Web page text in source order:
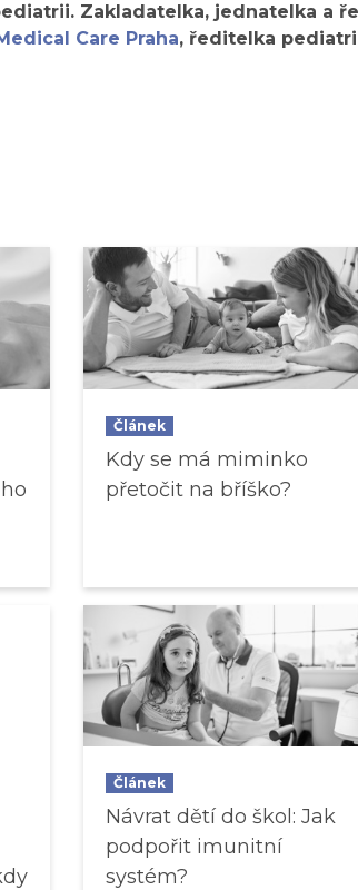
Zakladatelka, jednatelka a
Care Praha, ředitelka
Článek
Kdy se má miminko
přetočit na bříško?
Článek
Návrat dětí do škol: Jak
podpořit imunitní
systém?